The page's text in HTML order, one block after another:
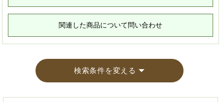
関連した商品について問い合わせ
検索条件を変える